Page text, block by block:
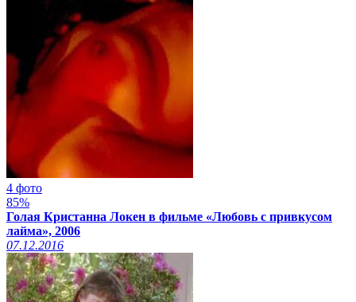
4 фото
85%
Голая Кристанна Локен в фильме «Любовь с привкусом
лайма», 2006
07.12.2016